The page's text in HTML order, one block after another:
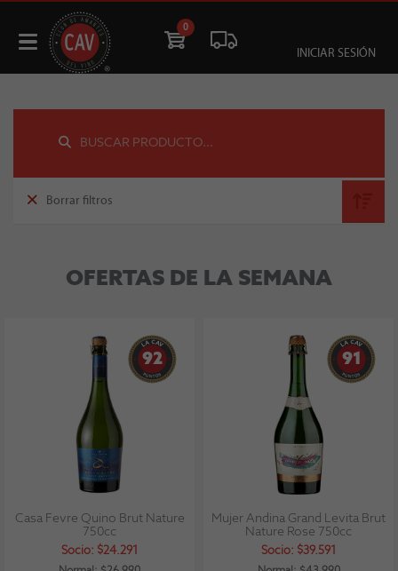
0
INICIAR SESIÓN
Borrar filtros
OFERTAS DE LA SEMANA
92
Casa Fevre Quino Brut Nature
750cc
Socio: $24.291
91
Mujer Andina Grand Levita Brut
Nature Rose 750cc
Socio: $39.591